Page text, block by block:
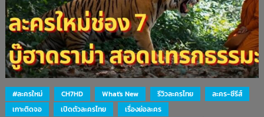
#ละครใหม่ CH7HD What's New รีวิวละครไทย
ละคร-ซีรีส์
เกาะติดจอ
เปิดตัวละครไทย เรื่องย่อละคร